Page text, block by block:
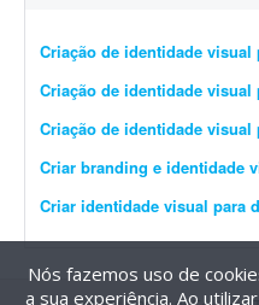
Criação de identidade visual
Criação de identidade
Nós fazemos uso de
a sua experiência. Ao